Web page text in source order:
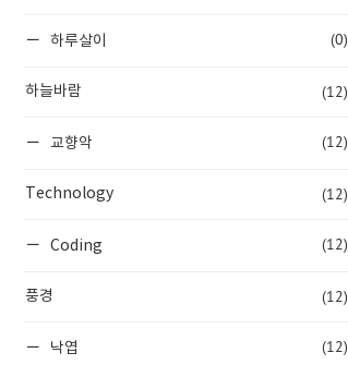
하루살이 (0)
하늘바람 (12)
교향악 (12)
Technology (12)
Coding (12)
풍경 (12)
낙엽 (12)